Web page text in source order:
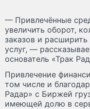
— Привлечённые
увеличить оборот,
заказов и
услуг, —
основатель «Трак
Привлечение
том числе и
Радар» с Биржей
имеющей долю в